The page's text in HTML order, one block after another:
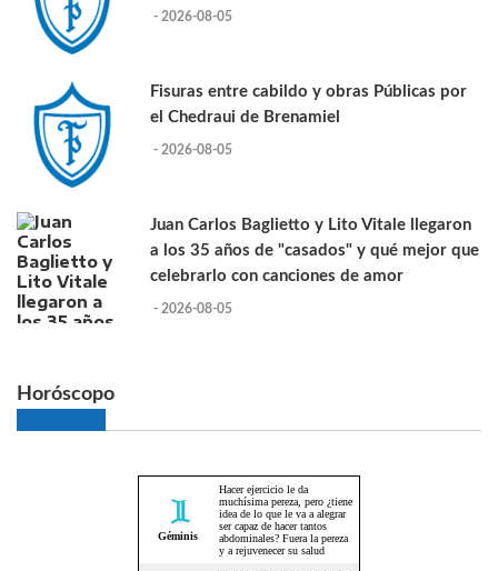
- 2026-08-05
Fisuras entre cabildo y obras Públicas por
el Chedraui de Brenamiel
- 2026-08-05
Juan Carlos Baglietto y Lito Vitale llegaron
a los 35 años de "casados" y qué mejor que
celebrarlo con canciones de amor
- 2026-08-05
Horóscopo